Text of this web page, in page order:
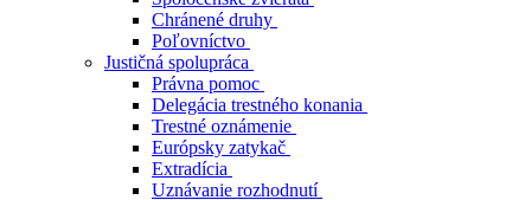
Chránené druhy
Poľovníctvo
Justičná spolupráca
Právna pomoc
Delegácia trestného konania
Trestné oznámenie
Európsky zatykač
Extradícia
Uznávanie rozhodnutí